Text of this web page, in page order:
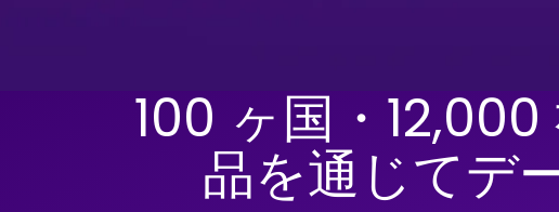
100 ヶ国・
品を通じてデ